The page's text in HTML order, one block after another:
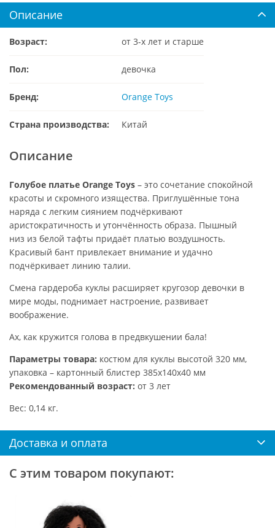
Описание
Возраст: от 3-х лет и старше
Пол: девочка
Бренд: Orange Toys
Страна производства: Китай
Описание
Голубое платье Orange Toys – это сочетание спокойной
красоты и скромного изящества. Приглушённые тона
наряда с легким сиянием подчёркивают
аристократичность и утончённость образа. Пышный
низ из белой тафты придаёт платью воздушность.
Красивый бант привлекает внимание и удачно
подчёркивает линию талии.
Смена гардероба куклы расширяет кругозор девочки в
мире моды, поднимает настроение, развивает
воображение.
Ах, как кружится голова в предвкушении бала!
Параметры товара: костюм для куклы высотой 320 мм,
упаковка – картонный блистер 385х140х40 мм
Рекомендованный возраст: от 3 лет
Вес: 0,14 кг.
Доставка и оплата
С этим товаром покупают: